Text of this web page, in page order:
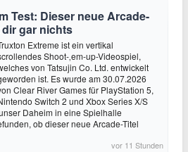
Test: Dieser neue Arcade-
gar nichts
Extreme ist ein vertikal
Shoot-‚em-up-Videospiel,
von Tatsujin Co. Ltd. entwickelt
ist. Es wurde am 30.07.2026
Clear River Games für PlayStation 5,
Switch 2 und Xbox Series X/S
Daheim in eine Spielhalle
ob dieser neue Arcade-Titel
vor 11 Stunden